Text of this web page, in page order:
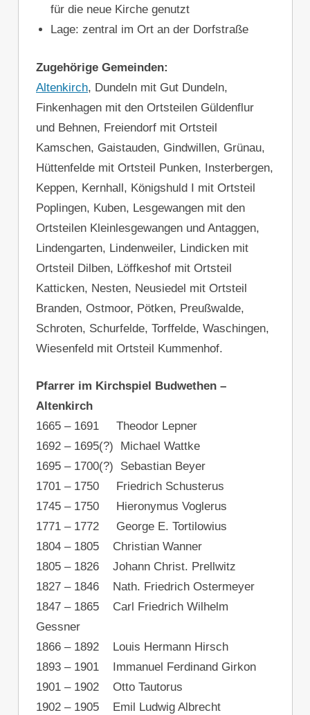
für die neue Kirche genutzt
Lage: zentral im Ort an der Dorfstraße
Zugehörige Gemeinden:
Altenkirch, Dundeln mit Gut Dundeln,
Finkenhagen mit den Ortsteilen Güldenflur
und Behnen, Freiendorf mit Ortsteil
Kamschen, Gaistauden, Gindwillen, Grünau,
Hüttenfelde mit Ortsteil Punken, Insterbergen,
Keppen, Kernhall, Königshuld I mit Ortsteil
Poplingen, Kuben, Lesgewangen mit den
Ortsteilen Kleinlesgewangen und Antaggen,
Lindengarten, Lindenweiler, Lindicken mit
Ortsteil Dilben, Löffkeshof mit Ortsteil
Katticken, Nesten, Neusiedel mit Ortsteil
Branden, Ostmoor, Pötken, Preußwalde,
Schroten, Schurfelde, Torffelde, Waschingen,
Wiesenfeld mit Ortsteil Kummenhof.
Pfarrer im Kirchspiel Budwethen –
Altenkirch
1665 – 1691 Theodor Lepner
1692 – 1695(?) Michael Wattke
1695 – 1700(?) Sebastian Beyer
1701 – 1750 Friedrich Schusterus
1745 – 1750 Hieronymus Voglerus
1771 – 1772 George E. Tortilowius
1804 – 1805 Christian Wanner
1805 – 1826 Johann Christ. Prellwitz
1827 – 1846 Nath. Friedrich Ostermeyer
1847 – 1865 Carl Friedrich Wilhelm
Gessner
1866 – 1892 Louis Hermann Hirsch
1893 – 1901 Immanuel Ferdinand Girkon
1901 – 1902 Otto Tautorus
1902 – 1905 Emil Ludwig Albrecht